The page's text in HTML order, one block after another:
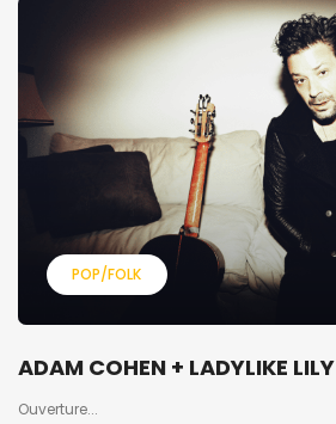
POP/FOLK
ADAM COHEN + LADYLIKE LILY
Ouverture...